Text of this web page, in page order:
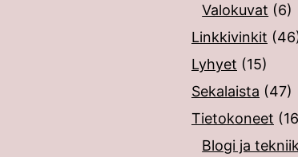
Valokuvat (6)
Linkkivinkit
Lyhyet (15)
Sekalaista (47)
Tietokoneet
Blogi ja